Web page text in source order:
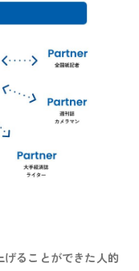
ることができた人的